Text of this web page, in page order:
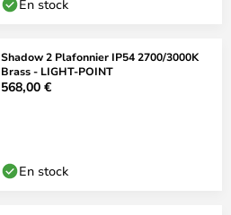
En stock
Shadow 2 Plafonnier IP54 2700/3000K
Brass - LIGHT-POINT
568,00 €
En stock